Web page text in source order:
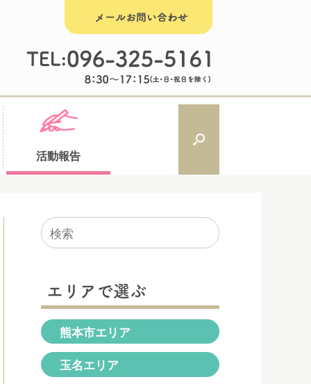
活動報告
検
索
エリアで選ぶ
熊本市エリア
玉名エリア